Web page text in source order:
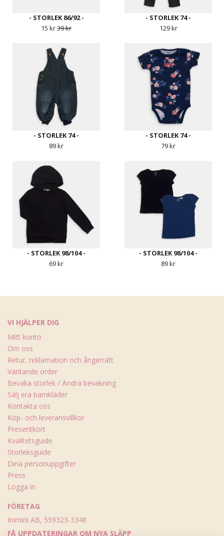
- STORLEK 86/92 -
15 kr39 kr
- STORLEK 74 -
129 kr
- STORLEK 74 -
89 kr
- STORLEK 74 -
79 kr
- STORLEK 98/104 -
69 kr
- STORLEK 98/104 -
89 kr
VI HJÄLPER DIG
Mitt konto
Om oss
Retur, reklamation och ångerrätt
Väntande order
Bevaka storlek / Ändra bevakning
Sälj era barnkläder
Kontakta oss
Köp- och leveransvillkor
Presentkort
Kvalitetsguide
Storleksguide
Dina personuppgifter
Press
Logga in
FÖRETAG
Inimini AB, 559323-3348
FÅ UPPDATERINGAR OM NYA SLÄPP